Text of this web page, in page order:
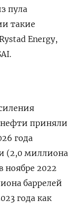
пула
такие
Energy,
приняли
года
(2,0 миллиона
ноябре 2022
баррелей
года как